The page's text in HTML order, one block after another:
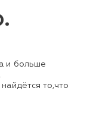
и больше
то,что